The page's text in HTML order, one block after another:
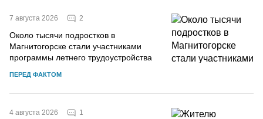
7 августа 2026 2
Около тысячи подростков в
Магнитогорске стали участниками
программы летнего трудоустройства
ПЕРЕД ФАКТОМ
4 августа 2026 1